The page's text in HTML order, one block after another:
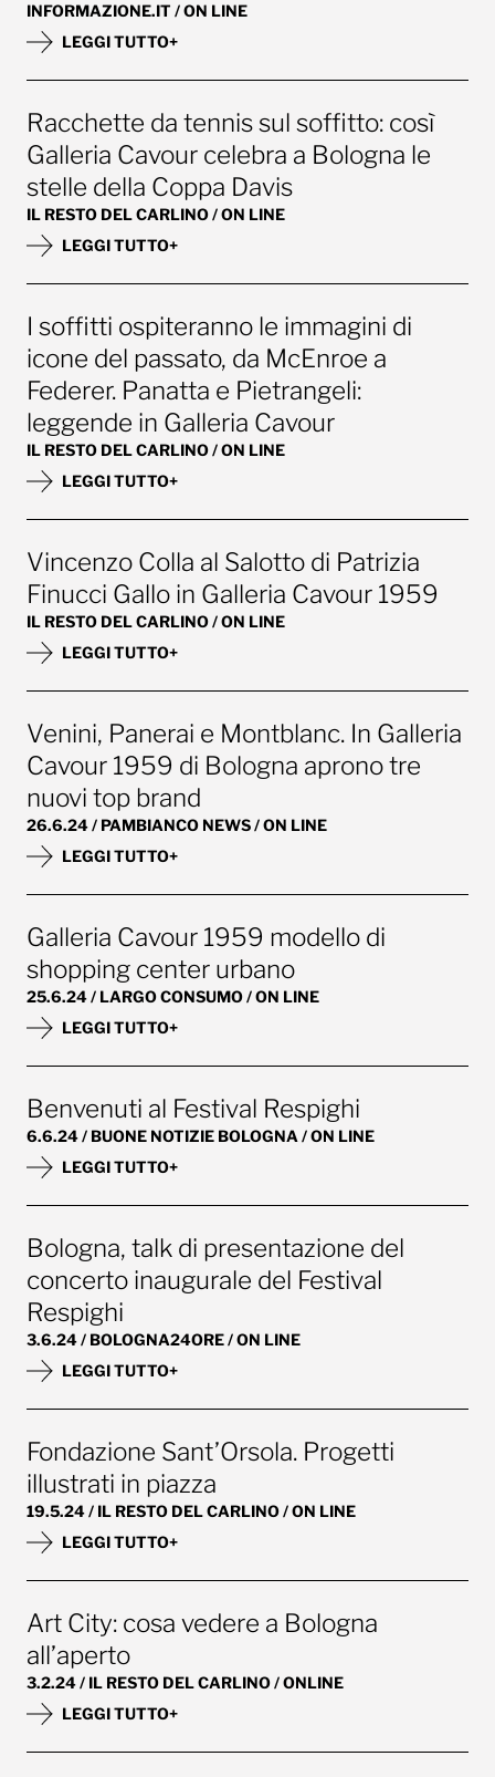
INFORMAZIONE.IT / ON LINE
LEGGI TUTTO+
Racchette da tennis sul soffitto: così
Galleria Cavour celebra a Bologna le
stelle della Coppa Davis
IL RESTO DEL CARLINO / ON LINE
LEGGI TUTTO+
I soffitti ospiteranno le immagini di
icone del passato, da McEnroe a
Federer. Panatta e Pietrangeli:
leggende in Galleria Cavour
IL RESTO DEL CARLINO / ON LINE
LEGGI TUTTO+
Vincenzo Colla al Salotto di Patrizia
Finucci Gallo in Galleria Cavour 1959
IL RESTO DEL CARLINO / ON LINE
LEGGI TUTTO+
Venini, Panerai e Montblanc. In Galleria
Cavour 1959 di Bologna aprono tre
nuovi top brand
26.6.24 / PAMBIANCO NEWS / ON LINE
LEGGI TUTTO+
Galleria Cavour 1959 modello di
shopping center urbano
25.6.24 / LARGO CONSUMO / ON LINE
LEGGI TUTTO+
Benvenuti al Festival Respighi
6.6.24 / BUONE NOTIZIE BOLOGNA / ON LINE
LEGGI TUTTO+
Bologna, talk di presentazione del
concerto inaugurale del Festival
Respighi
3.6.24 / BOLOGNA24ORE / ON LINE
LEGGI TUTTO+
Fondazione Sant’Orsola. Progetti
illustrati in piazza
19.5.24 / IL RESTO DEL CARLINO / ON LINE
LEGGI TUTTO+
Art City: cosa vedere a Bologna
all’aperto
3.2.24 / IL RESTO DEL CARLINO / ONLINE
LEGGI TUTTO+